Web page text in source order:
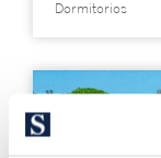
Dormitorios